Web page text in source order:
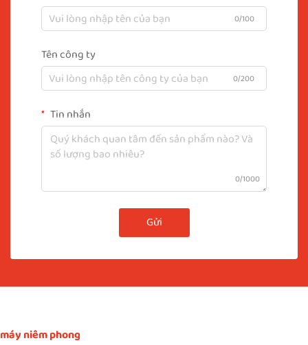
0/100
Tên công ty
0/200
Tin nhắn
0/1000
Gửi
máy niêm phong